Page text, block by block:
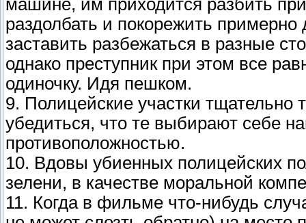
машине, им приходится разбить
раздолбать и покорежить
заставить разбежаться в разные
однако преступник при этом все
одиночку. Идя пешком.
9. Полицейские участки
убедиться, что те выбиpают себе
пpотивоположностью.
10. Вдовы убиенных полицейских
зелени, в качестве моральной
11. Когда в фильме что-нибудь